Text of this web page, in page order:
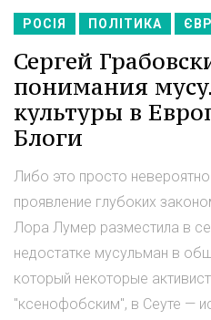
РОСІЯ ПОЛІТИКА
Сергей
понимания
культуры в
Блоги
Либо это просто
проявление глубоких
Лора Лумер разместила в
недостатке мусульман в
который некоторые
"ксенофобским", в Сеуте —